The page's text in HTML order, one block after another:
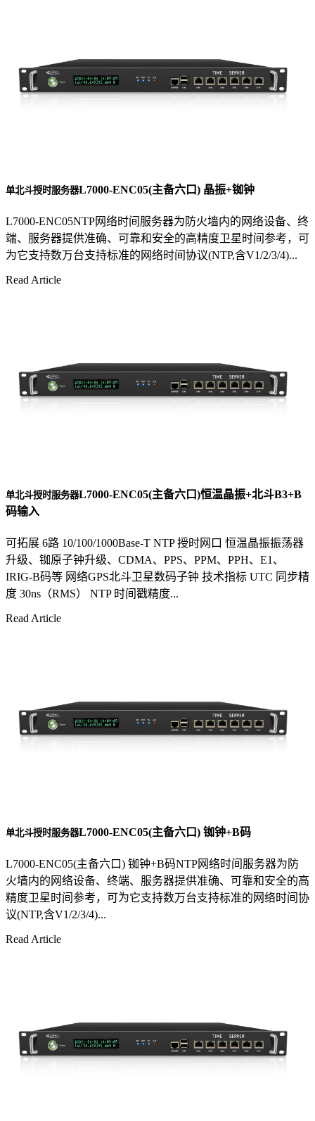
单北斗授时服务器L7000-ENC05(主备六口) 晶振+铷钟
L7000-ENC05NTP网络时间服务器为防火墙内的网络设备、终
端、服务器提供准确、可靠和安全的高精度卫星时间参考，可
为它支持数万台支持标准的网络时间协议(NTP,含V1/2/3/4)...
Read Article
单北斗授时服务器L7000-ENC05(主备六口)恒温晶振+北斗B3+B
码输入
可拓展 6路 10/100/1000Base-T NTP 授时网口 恒温晶振振荡器
升级、铷原子钟升级、CDMA、PPS、PPM、PPH、E1、
IRIG-B码等 网络GPS北斗卫星数码子钟 技术指标 UTC 同步精
度 30ns（RMS） NTP 时间戳精度...
Read Article
单北斗授时服务器L7000-ENC05(主备六口) 铷钟+B码
L7000-ENC05(主备六口) 铷钟+B码NTP网络时间服务器为防
火墙内的网络设备、终端、服务器提供准确、可靠和安全的高
精度卫星时间参考，可为它支持数万台支持标准的网络时间协
议(NTP,含V1/2/3/4)...
Read Article